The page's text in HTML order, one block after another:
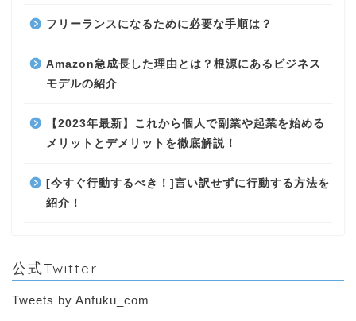
フリーランスになるために必要な手順は？
Amazon急成長した理由とは？根源にあるビジネス
モデルの紹介
【2023年最新】これから個人で副業や起業を始める
メリットとデメリットを徹底解説！
[今すぐ行動するべき！]言い訳せずに行動する方法を
紹介！
公式Twitter
Tweets by Anfuku_com